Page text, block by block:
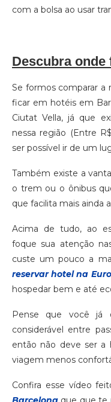
com a bolsa ao usar
Descubra
Se formos comparar a
ficar em hotéis em
Ciutat Vella, já que
nessa região (Entre
ser possível ir de um
Também existe a
o trem ou o ônibus
que facilita mais ainda
Acima de tudo, ao
foque sua atenção
custe um pouco a
reservar hotel na
hospedar bem e até
Pense que você já
considerável entre
então não deve ser a
viagem menos
Confira esse vídeo